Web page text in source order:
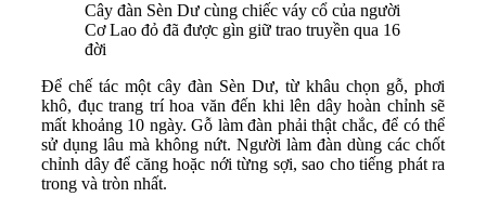
Cây đàn Sèn Dư cùng chiếc váy cổ của người
Cơ Lao đỏ đã được gìn giữ trao truyền qua 16
đời
Để chế tác một cây đàn Sèn Dư, từ khâu chọn gỗ, phơi
khô, đục trang trí hoa văn đến khi lên dây hoàn chỉnh sẽ
mất khoảng 10 ngày. Gỗ làm đàn phải thật chắc, để có thể
sử dụng lâu mà không nứt. Người làm đàn dùng các chốt
chỉnh dây để căng hoặc nới từng sợi, sao cho tiếng phát ra
trong và tròn nhất.